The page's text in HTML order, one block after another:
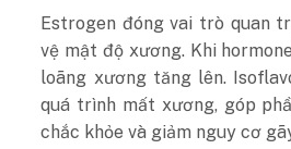
Estrogen đóng vai trò quan
vệ mật độ xương. Khi
loãng xương tăng lên.
quá trình mất xương, góp
chắc khỏe và giảm nguy cơ